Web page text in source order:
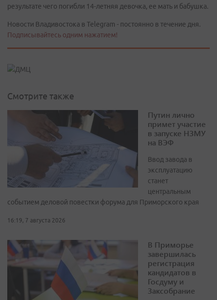
результате чего погибли 14-летняя девочка, ее мать и бабушка.
Новости Владивостока в Telegram - постоянно в течение дня.
Подписывайтесь одним нажатием!
Смотрите также
Путин лично
примет участие
в запуске НЗМУ
на ВЭФ
Ввод завода в
эксплуатацию
станет
центральным
событием деловой повестки форума для Приморского края
16:19, 7 августа 2026
В Приморье
завершилась
регистрация
кандидатов в
Госдуму и
Заксобрание